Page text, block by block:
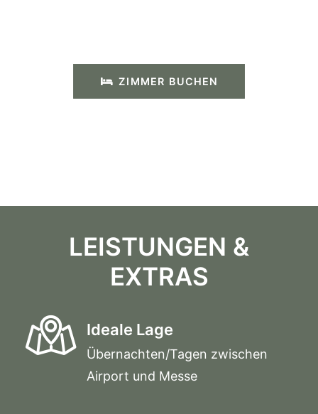
ZIMMER BUCHEN
LEISTUNGEN &
EXTRAS
Ideale Lage
Übernachten/Tagen zwischen
Airport und Messe